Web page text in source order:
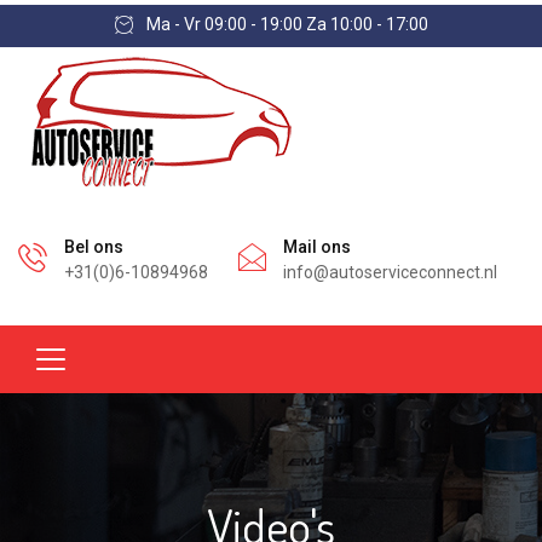
Ma - Vr 09:00 - 19:00 Za 10:00 - 17:00
Bel ons
+31(0)6-10894968
Mail ons
info@autoserviceconnect.nl
Video's